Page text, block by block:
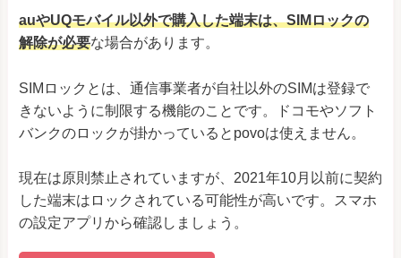
auやUQモバイル以外で購入した端末は、SIMロックの
解除が必要な場合があります。
SIMロックとは、通信事業者が自社以外のSIMは登録で
きないように制限する機能のことです。ドコモやソフト
バンクのロックが掛かっているとpovoは使えません。
現在は原則禁止されていますが、2021年10月以前に契約
した端末はロックされている可能性が高いです。スマホ
の設定アプリから確認しましょう。